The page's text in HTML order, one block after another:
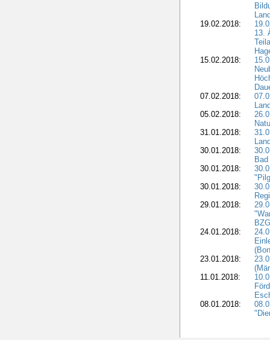
19.02.2018:
13.
15.02.2018:
07.02.2018:
05.02.2018:
31.01.2018:
30.01.2018:
30.01.2018:
30.01.2018:
29.01.2018:
24.01.2018:
23.01.2018:
11.01.2018:
08.01.2018: